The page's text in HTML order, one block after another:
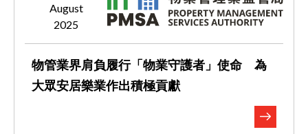
August
2025
物管業界肩負履行「物業守護者」使命 為
大眾安居樂業作出積極貢獻